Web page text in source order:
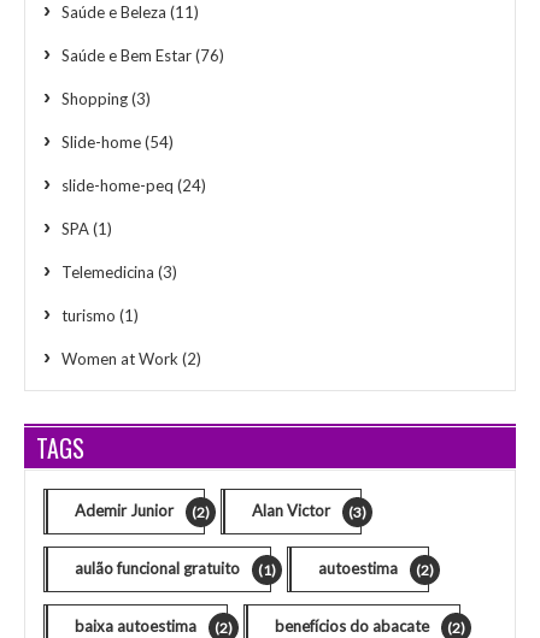
Saúde e Beleza (11)
Saúde e Bem Estar(76)
Shopping(3)
Slide-home(54)
slide-home-peq (24)
SPA(1)
Telemedicina (3)
turismo (1)
Women at Work (2)
TAGS
Ademir Junior (2) Alan Victor (3)
aulão funcional gratuito (1) autoestima (2)
baixa autoestima (2) benefícios do abacate (2)